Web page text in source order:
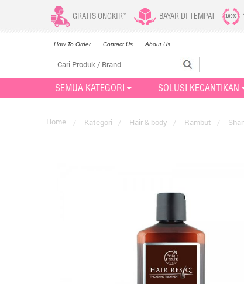
GRATIS ONGKIR* BAYAR DI TEMPAT
How To Order Contact Us About Us
SEMUA KATEGORI SOLUSI KECANTIKAN
Home / Kategori / Hair & body / Rambut /